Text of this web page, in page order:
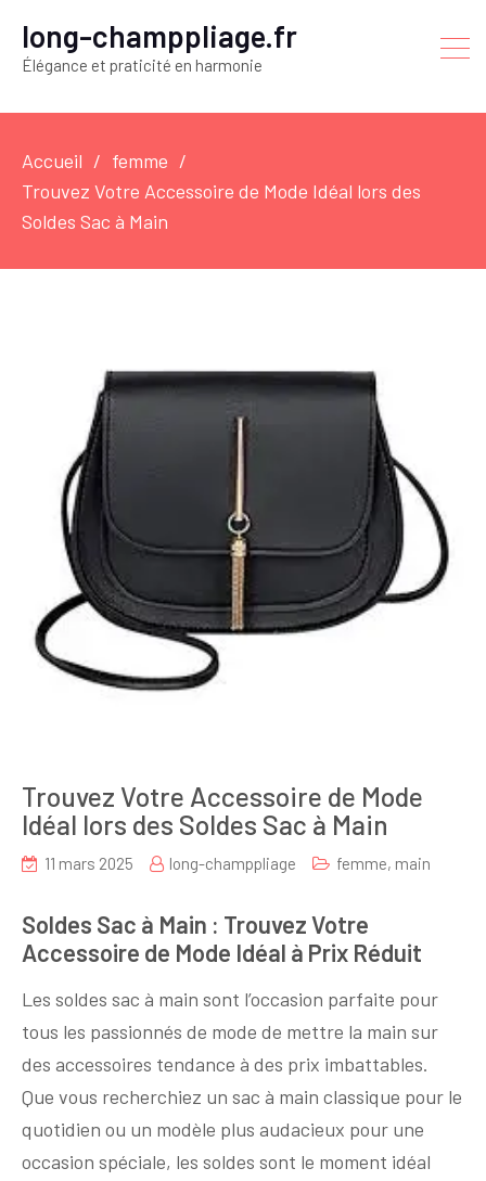
long-champpliage.fr
Élégance et praticité en harmonie
Accueil
femme
Trouvez Votre Accessoire de Mode Idéal lors des
Soldes Sac à Main
Trouvez Votre Accessoire de Mode
Idéal lors des Soldes Sac à Main
11 mars 2025 long-champpliage femme, main
Soldes Sac à Main : Trouvez Votre
Accessoire de Mode Idéal à Prix Réduit
Les soldes sac à main sont l’occasion parfaite pour
tous les passionnés de mode de mettre la main sur
des accessoires tendance à des prix imbattables.
Que vous recherchiez un sac à main classique pour le
quotidien ou un modèle plus audacieux pour une
occasion spéciale, les soldes sont le moment idéal